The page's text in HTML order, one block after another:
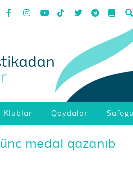
Klublar Qaydalar
medal qazanıb